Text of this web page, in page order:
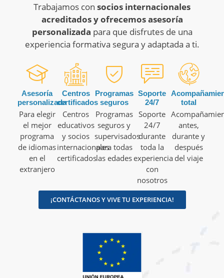
Trabajamos con socios internacionales
acreditados y ofrecemos asesoría
personalizada para que disfrutes de una
experiencia formativa segura y adaptada a ti.
Asesoría
personalizada
Para elegir
el mejor
programa
de idiomas
en el
extranjero
Centros
certificados
Centros
educativos
y socios
internacionales
certificados
Programas
seguros
Programas
seguros y
supervisados
para todas
las edades
Soporte
24/7
Soporte
24/7
durante
toda la
experiencia
con
nosotros
total
antes,
durante y
después
del viaje
¡CONTÁCTANOS Y VIVE TU EXPERIENCIA!